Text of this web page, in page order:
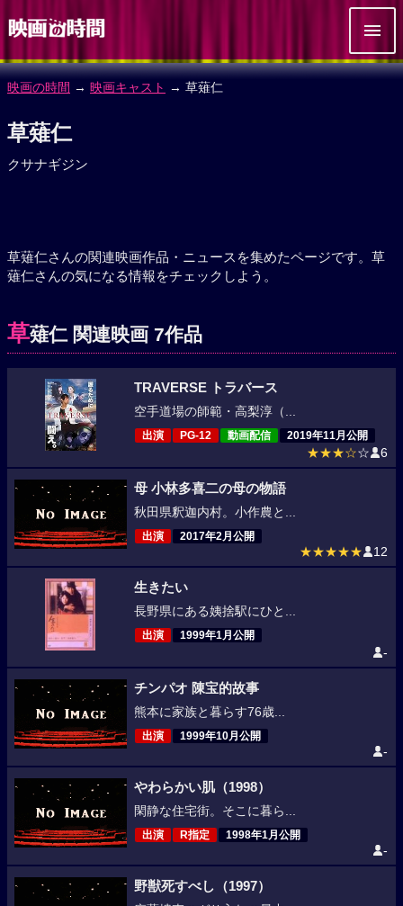
映画の時間 → 映画キャスト → 草薙仁
草薙仁
クサナギジン
草薙仁さんの関連映画作品・ニュースを集めたページです。草
薙仁さんの気になる情報をチェックしよう。
草薙仁 関連映画 7作品
TRAVERSE トラバース
空手道場の師範・高梨淳（...
出演 PG-12 動画配信 2019年11月公開
★★★☆☆ 6
母 小林多喜二の母の物語
秋田県釈迦内村。小作農と...
出演 2017年2月公開
★★★★★ 12
生きたい
長野県にある姨捨駅にひと...
出演 1999年1月公開
-
チンパオ 陳宝的故事
熊本に家族と暮らす76歳...
出演 1999年10月公開
-
やわらかい肌（1998）
閑静な住宅街。そこに暮ら...
出演 R指定 1998年1月公開
-
野獣死すべし（1997）